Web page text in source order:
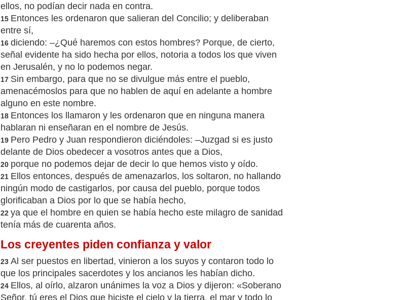
ellos, no podían decir nada en contra.
15 Entonces les ordenaron que salieran del Concilio; y deliberaban
entre sí,
16diciendo: –¿Qué haremos con estos hombres? Porque, de cierto,
señal evidente ha sido hecha por ellos, notoria a todos los que viven
en Jerusalén, y no lo podemos negar.
17 Sin embargo, para que no se divulgue más entre el pueblo,
amenacémoslos para que no hablen de aquí en adelante a hombre
alguno en este nombre.
18 Entonces los llamaron y les ordenaron que en ninguna manera
hablaran ni enseñaran en el nombre de Jesús.
19 Pero Pedro y Juan respondieron diciéndoles: –Juzgad si es justo
delante de Dios obedecer a vosotros antes que a Dios,
20 porque no podemos dejar de decir lo que hemos visto y oído.
21 Ellos entonces, después de amenazarlos, los soltaron, no hallando
ningún modo de castigarlos, por causa del pueblo, porque todos
glorificaban a Dios por lo que se había hecho,
22ya que el hombre en quien se había hecho este milagro de sanidad
tenía más de cuarenta años.
Los creyentes piden confianza y valor
23Al ser puestos en libertad, vinieron a los suyos y contaron todo lo
que los principales sacerdotes y los ancianos les habían dicho.
24 Ellos, al oírlo, alzaron unánimes la voz a Dios y dijeron: «Soberano
Señor, tú eres el Dios que hiciste el cielo y la tierra, el mar y todo lo